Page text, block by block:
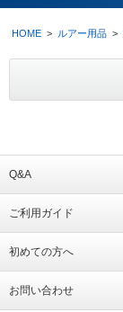
HOME > ルアー用品 >
Q&A
ご利用ガイド
初めての方へ
お問い合わせ